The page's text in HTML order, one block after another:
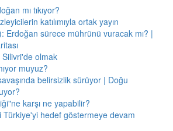
mı tıkıyor?
katılımıyla ortak yayın
Erdoğan sürece mührünü vuracak mı? |
olmak
muyuz?
belirsizlik sürüyor | Doğu
karşı ne yapabilir?
Türkiye'yi hedef göstermeye devam